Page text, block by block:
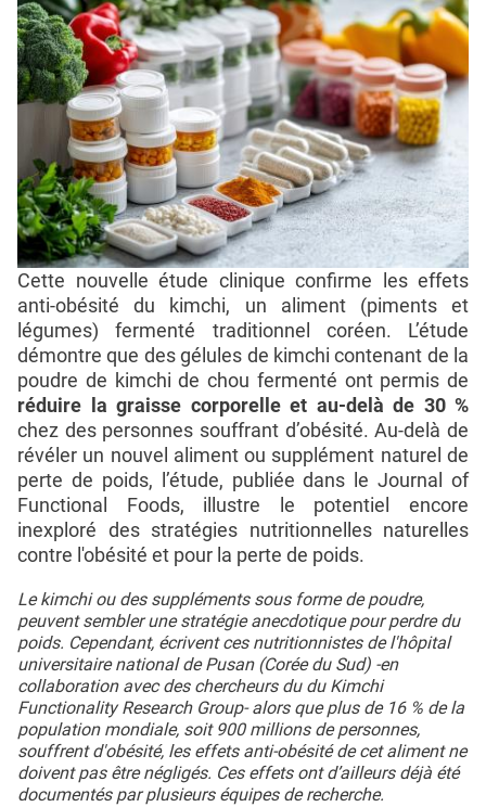
Cette nouvelle étude clinique confirme les effets
anti-obésité du kimchi, un aliment (piments et
légumes) fermenté traditionnel coréen. L’étude
démontre que des gélules de kimchi contenant de la
poudre de kimchi de chou fermenté ont permis de
réduire la graisse corporelle et au-delà de 30 %
chez des personnes souffrant d’obésité. Au-delà de
révéler un nouvel aliment ou supplément naturel de
perte de poids, l’étude, publiée dans le Journal of
Functional Foods, illustre le potentiel encore
inexploré des stratégies nutritionnelles naturelles
contre l'obésité et pour la perte de poids.
Le kimchi ou des suppléments sous forme de poudre,
peuvent sembler une stratégie anecdotique pour perdre du
poids. Cependant, écrivent ces nutritionnistes de l'hôpital
universitaire national de Pusan (Corée du Sud) -en
collaboration avec des chercheurs du du Kimchi
Functionality Research Group- alors que plus de 16 % de la
population mondiale, soit 900 millions de personnes,
souffrent d'obésité, les effets anti-obésité de cet aliment ne
doivent pas être négligés. Ces effets ont d’ailleurs déjà été
documentés par plusieurs équipes de recherche.